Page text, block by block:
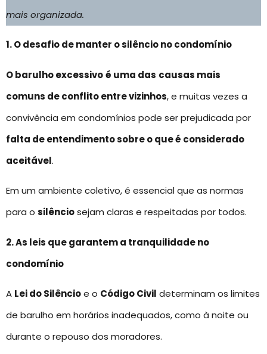
mais organizada.
1. O desafio de manter o silêncio no condomínio
O barulho excessivoé uma das causas mais
comuns de conflito entre vizinhos, e muitas vezes a
convivência em condomínios pode ser prejudicada por
falta de entendimento sobre o que é considerado
aceitável.
Em um ambiente coletivo, é essencial que as normas
para o silênciosejam claras e respeitadas por todos.
2. As leis que garantem a tranquilidade no
condomínio
A Lei do Silêncioe o Código Civil determinam os limites
de barulho em horários inadequados, como à noite ou
durante o repouso dos moradores.